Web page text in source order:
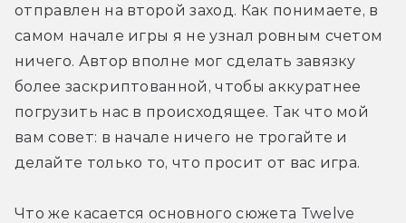
отправлен на второй заход. Как понимаете, в
самом начале игры я не узнал ровным счетом
ничего. Автор вполне мог сделать завязку
более заскриптованной, чтобы аккуратнее
погрузить нас в происходящее. Так что мой
вам совет: в начале ничего не трогайте и
делайте только то, что просит от вас игра.
Что же касается основного сюжета Twelve